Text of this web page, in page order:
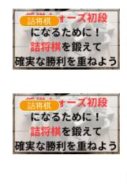
詰将棋
詰将棋